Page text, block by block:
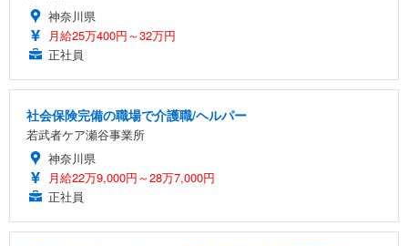
神奈川県
月給25万400円～32万円
正社員
社会保険完備の職場で介護職/ヘルパー
若武者ケア瀬谷事業所
神奈川県
月給22万9,000円～28万7,000円
正社員